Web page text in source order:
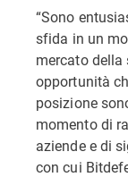
“Sono
sfida in un
mercato della
opportunità
posizione
momento di
aziende e di
con cui